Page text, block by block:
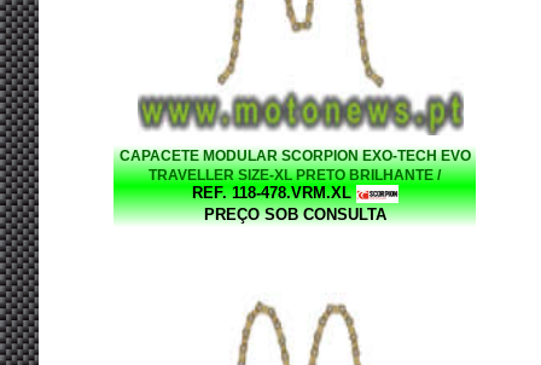
CAPACETE MODULAR SCORPION EXO-TECH EVO
TRAVELLER SIZE-XL PRETO BRILHANTE /
VERMELHO
REF. 118-478.VRM.XL
PREÇO SOB CONSULTA